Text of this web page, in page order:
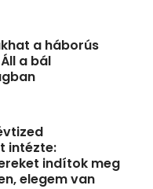
a háborús
a bál
intézte:
indítok meg
elegem van